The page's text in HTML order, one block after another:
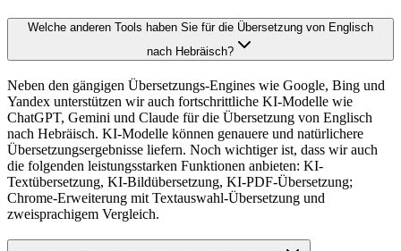
Welche anderen Tools haben Sie für die Übersetzung von Englisch
nach Hebräisch?
Neben den gängigen Übersetzungs-Engines wie Google, Bing und
Yandex unterstützen wir auch fortschrittliche KI-Modelle wie
ChatGPT, Gemini und Claude für die Übersetzung von Englisch
nach Hebräisch. KI-Modelle können genauere und natürlichere
Übersetzungsergebnisse liefern. Noch wichtiger ist, dass wir auch
die folgenden leistungsstarken Funktionen anbieten: KI-
Textübersetzung, KI-Bildübersetzung, KI-PDF-Übersetzung;
Chrome-Erweiterung mit Textauswahl-Übersetzung und
zweisprachigem Vergleich.